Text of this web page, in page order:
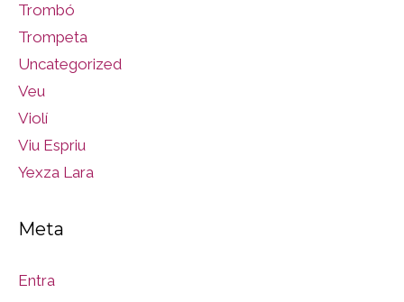
Trombó
Trompeta
Uncategorized
Veu
Violí
Viu Espriu
Yexza Lara
Meta
Entra